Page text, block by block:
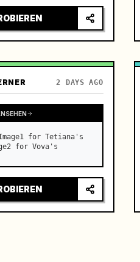
2 DAYS AGO
for Tetiana's
for Vova's